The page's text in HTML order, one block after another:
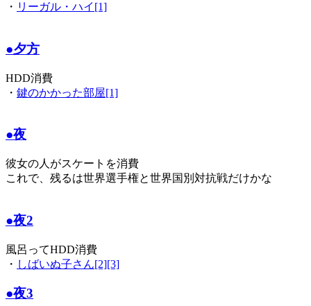
・ リーガル・ハイ[1]
●夕方
HDD消費
・ 鍵のかかった部屋[1]
●夜
彼女の人がスケートを消費
これで、残るは世界選手権と世界国別対抗戦だけかな
●夜2
風呂ってHDD消費
・ しばいぬ子さん[2][3]
●夜3